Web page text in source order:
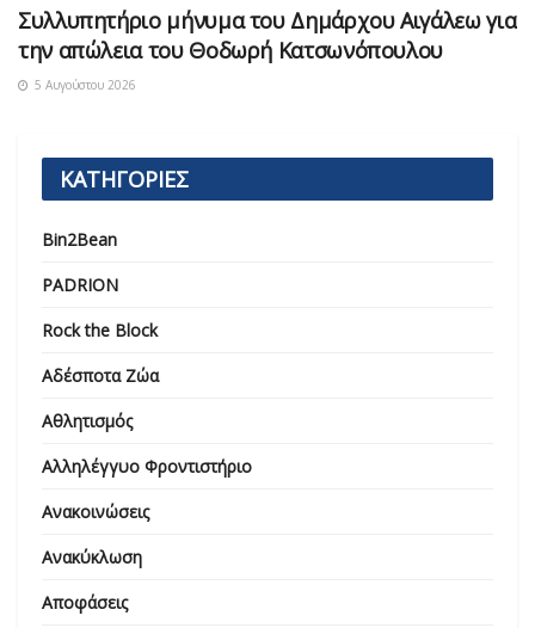
Συλλυπητήριο μήνυμα του Δημάρχου Αιγάλεω για
την απώλεια του Θοδωρή Κατσωνόπουλου
5 Αυγούστου 2026
ΚΑΤΗΓΟΡΙΕΣ
Bin2Bean
PADRION
Rock the Block
Αδέσποτα Ζώα
Αθλητισμός
Αλληλέγγυο Φροντιστήριο
Ανακοινώσεις
Ανακύκλωση
Αποφάσεις